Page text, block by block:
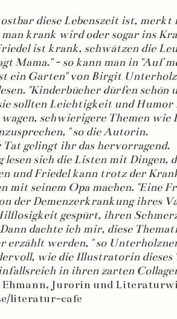
diese Lebenszeit ist, merkt
krank wird oder sogar ins
ist krank, schwätzen die
Mama." - so kann man in "Auf
ein Garten" von Birgit
"Kinderbücher dürfen schön
sollten Leichtigkeit und Humor
wagen, schwierigere Themen wie
" so die Autorin.
Tat gelingt ihr das hervorragend.
lesen sich die Listen mit Dingen,
und Friedel kann trotz der
mit seinem Opa machen. "Eine
der Demenzerkrankung ihres
gespürt, ihren
dachte ich mir, diese
erzählt werden, " so
wie die Illustratorin dieses
in ihren zarten
Jurorin und
literatur-cafe